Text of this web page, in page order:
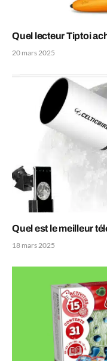
Quel lecteur Tiptoi
20 mars 2025
Quel est le meilleur
18 mars 2025